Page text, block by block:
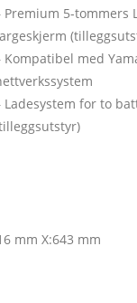
Premium 5-tommers
Kompatibel med
Ladesystem for to
mm X:643 mm